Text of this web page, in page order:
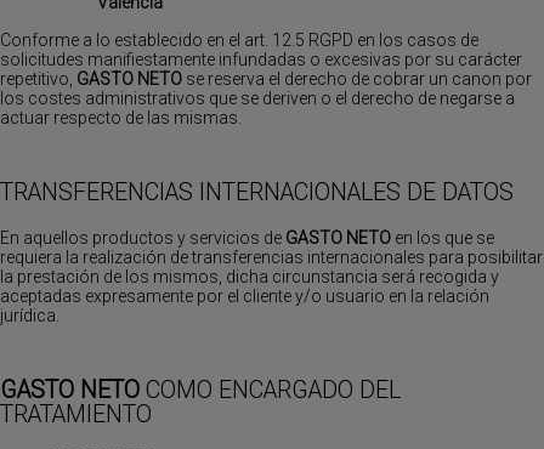
Conforme a lo establecido en el art. 12.5 RGPD en los casos de
solicitudes manifiestamente infundadas o excesivas por su carácter
repetitivo, GASTO NETO se reserva el derecho de cobrar un canon por
los costes administrativos que se deriven o el derecho de negarse a
actuar respecto de las mismas.
TRANSFERENCIAS INTERNACIONALES DE DATOS
En aquellos productos y servicios de GASTO NETO en los que se
requiera la realización de transferencias internacionales para posibilitar
la prestación de los mismos, dicha circunstancia será recogida y
aceptadas expresamente por el cliente y/o usuario en la relación
jurídica.
GASTO NETO COMO ENCARGADO DEL
TRATAMIENTO